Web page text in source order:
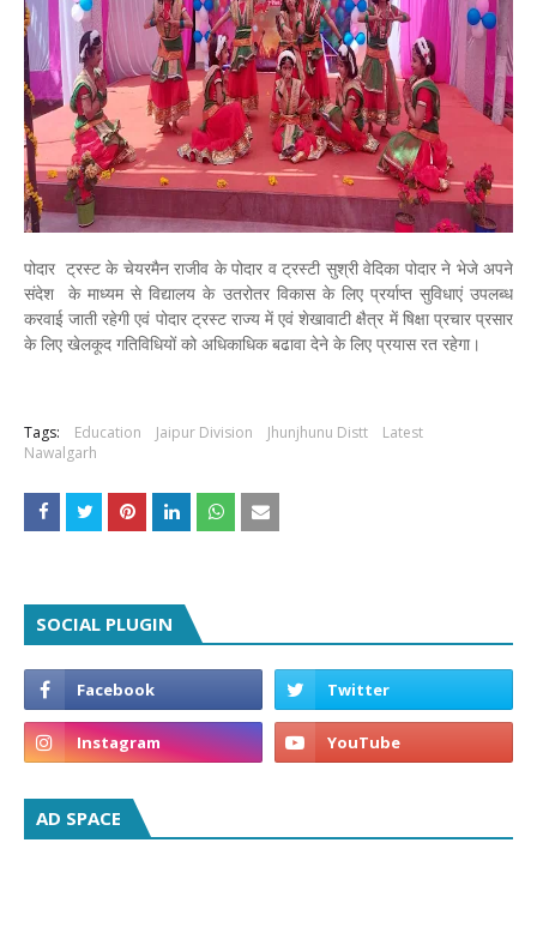
पोदार ट्रस्ट के चेयरमैन राजीव के पोदार व ट्रस्टी सुश्री वेदिका पोदार ने भेजे अपने
संदेश के माध्यम से विद्यालय के उतरोतर विकास के लिए प्रर्याप्त सुविधाएं उपलब्ध
करवाई जाती रहेगी एवं पोदार ट्रस्ट राज्य में एवं शेखावाटी क्षैत्र में षिक्षा प्रचार प्रसार
के लिए खेलकूद गतिविधियों को अधिकाधिक बढावा देने के लिए प्रयास रत रहेगा।
Tags: Education Jaipur Division Jhunjhunu Distt
Latest
Nawalgarh
SOCIAL PLUGIN
AD SPACE